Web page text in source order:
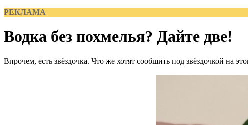
РЕКЛАМА
Водка без похмелья? Дайте две!
Впрочем, есть звёздочка. Что же хотят сообщить под звёздочкой на